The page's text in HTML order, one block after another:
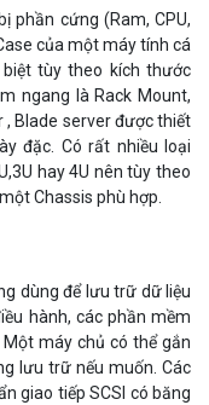
phần cứng (Ram, CPU,
của một máy tính cá
tùy theo kích thước
ngang là Rack Mount,
Blade server được thiết
đặc. Có rất nhiều loại
hay 4U nên tùy theo
Chassis phù hợp.
dùng để lưu trữ dữ liệu
hành, các phần mềm
máy chủ có thể gắn
lưu trữ nếu muốn. Các
giao tiếp SCSI có băng